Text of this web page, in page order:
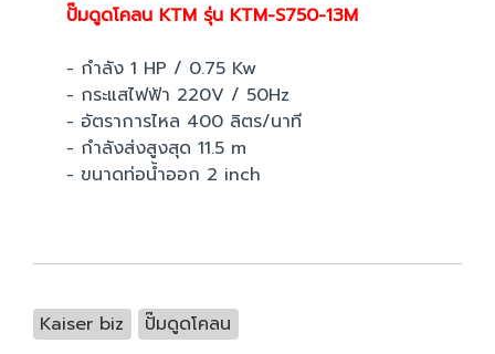
ปั๊มดูดโคลน KTM รุ่น KTM-S750-13M
- กำลัง 1 HP / 0.75 Kw
- กระแสไฟฟ้า 220V / 50Hz
- อัตราการไหล 400 ลิตร/นาที
- กำลังส่งสูงสุด 11.5 m
- ขนาดท่อน้ำออก 2 inch
Kaiser biz ปั๊มดูดโคลน